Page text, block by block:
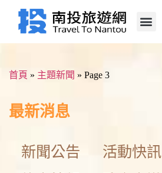
首頁 » 主題新聞 » Page 3
最新消息
新聞公告 活動快訊